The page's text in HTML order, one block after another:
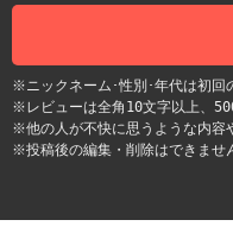
※ニックネーム･性別･年代は初回
※レビューは全角10文字以上、
※他の人が不快に思うような内容
※投稿後の編集・削除はできませ